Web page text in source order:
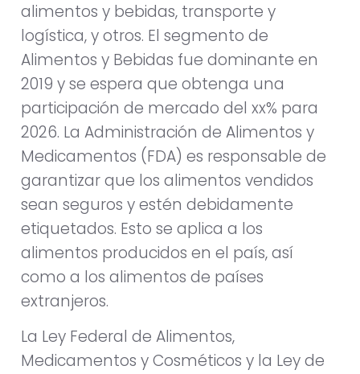
alimentos y bebidas, transporte y
logística, y otros. El segmento de
Alimentos y Bebidas fue dominante en
2019 y se espera que obtenga una
participación de mercado del xx% para
2026. La Administración de Alimentos y
Medicamentos (FDA) es responsable de
garantizar que los alimentos vendidos
sean seguros y estén debidamente
etiquetados. Esto se aplica a los
alimentos producidos en el país, así
como a los alimentos de países
extranjeros.
La Ley Federal de Alimentos,
Medicamentos y Cosméticos y la Ley de